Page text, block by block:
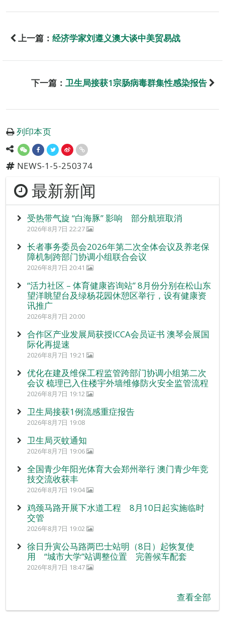
上一篇： 经济学家刘遵义澳大谈中美贸易战
下一篇： 卫生局接获1宗肠病毒群集性感染报告
列印本页
NEWS-1-5-250374
最新新闻
受热带气旋 “白海豚” 影响 部分航班取消
2026年8月7日 22:27
长者事务委员会2026年第二次全体会议及养老保
障机制跨部门协调小组联合会议
2026年8月7日 20:41
“活力社区 – 体育健康咨询站” 8月份分别在松山东
望洋眺望台及绿杨花园休憩区举行，设有健康资
讯推广
2026年8月7日 20:00
合作区产业发展局获授ICCA会员证书 澳琴会展国
际化再提速
2026年8月7日 19:21
优化在建及维保工程监管跨部门协调小组第二次
会议 梳理已入住楼宇外墙维修防火安全监管流程
2026年8月7日 19:12
卫生局接获1例流感重症报告
2026年8月7日 19:08
卫生局灭蚊通知
2026年8月7日 19:06
全国青少年阳光体育大会郑州举行 澳门青少年竞
技交流收获丰
2026年8月7日 19:04
鸡颈马路开展下水道工程 8月10日起实施临时
交管
2026年8月7日 19:02
徐日升寅公马路两巴士站明（8日）起恢复使
用 “城市大学”站调整位置 完善候车配套
2026年8月7日 18:47
查看全部